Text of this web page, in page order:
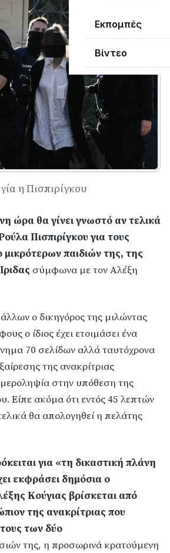
Εκπομπές
Βίντεο
η Πισπιρίγκου
ώρα θα γίνει γνωστό αν τελικά
Πισπιρίγκου για τους
παιδιών της, της
σύμφωνα με τον Αλέξη
ο δικηγόρος της μιλώντας
ο ίδιος έχει ετοιμάσει ένα
70 σελίδων αλλά ταυτόχρονα
της ανακρίτριας
μεροληψία στην υπόθεση της
Eίπε ακόμα ότι εντός 45 λεπτών
θα απολογηθεί η πελάτης
για «τη δικαστική πλάνη
εκφράσει δημόσια ο
Κούγιας βρίσκεται από
της ανακρίτριας που
των δύο
της, η προσωρινά κρατούμενη